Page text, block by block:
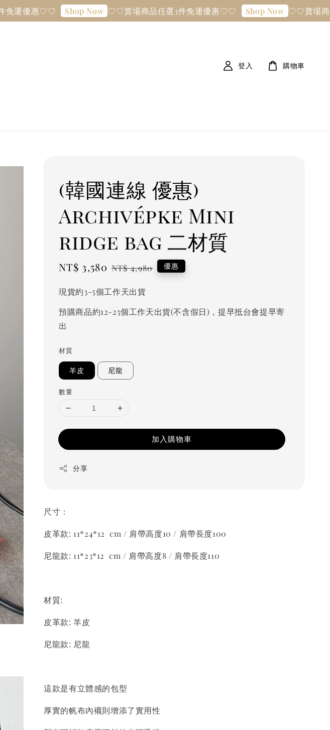
惠♡♡ Shop Now ♡♡賣場商品任選3件免運優惠♡♡ Shop Now ♡♡賣場商品任選
登入 購物車
(韓國連線 優惠)
Archivépke Mini
ridge bag 二材質
Sale
NT$ 3,580 Regular
NT$ 4,980 優惠
現貨約3-5個工作天出貨
預購商品約12-25個工作天出貨(不含假日)，提早抵台會提早寄
出
材質
羊皮 尼龍
數量
加入購物車
分享
尺寸：
皮革款: 11*24*12 cm / 肩帶高度10 / 肩帶長度100
尼龍款: 11*23*12 cm / 肩帶高度8 / 肩帶長度110
材質:
皮革款: 羊皮
尼龍款: 尼龍
這款是有立體感的包型
厚實的帆布內襯則增添了實用性